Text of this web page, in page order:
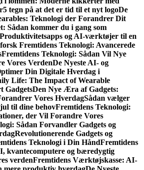
5 tegn på at det er tid til et nyt logoDe
Teknologi der Forandrer Dit
Sådan kommer du i gang som
og AI-værktøjer til en
Fremtidens Teknologi: Avancerede
Fremtidens Teknologi: Sådan Vil Nye
Vores VerdenDe Nyeste AI- og
Din Digitale Hverdag i
Life: The Impact of Wearable
GadgetsDen Nye Æra af Gadgets:
Vores HverdagSådan vælger
til dine behovFremtidens Teknologi:
der Vil Forandre Vores
Sådan Forvandler Gadgets og
Revolutionerende Gadgets og
Teknologi i Din HåndFremtidens
kvantecomputere og bæredygtig
verdenFremtidens Værktøjskasse: AI-